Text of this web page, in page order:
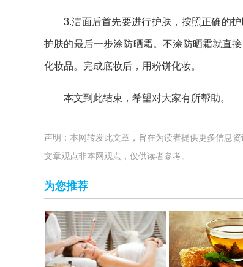
3.洁面后首先要进行护肤，按照正确的
护肤的最后一步涂防晒霜。不涂防晒霜就直
化妆品。完成底妆后，用粉饼化妆。
本文到此结束，希望对大家有所帮助。
声明：本网转发此文章，旨在为读者提供更多信息
文章观点非本网观点，仅供读者参考。
为您推荐